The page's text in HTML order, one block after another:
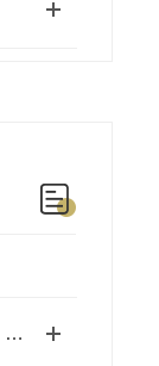
预算万元级选行星式球磨机，2026年莱恩德专业款够用吗